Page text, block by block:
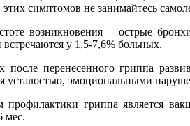
симптомов не занимайтесь
возникновения – острые
у 1,5-7,6% больных.
перенесенного гриппа
усталостью, эмоциональными
гриппа является
мес.